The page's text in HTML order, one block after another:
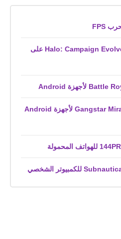
متطلبات تشغيل لعبة Halo: Campaign Evolved على
قم بتنزيل لعبة Gangstar Mirage City لأجهزة Android